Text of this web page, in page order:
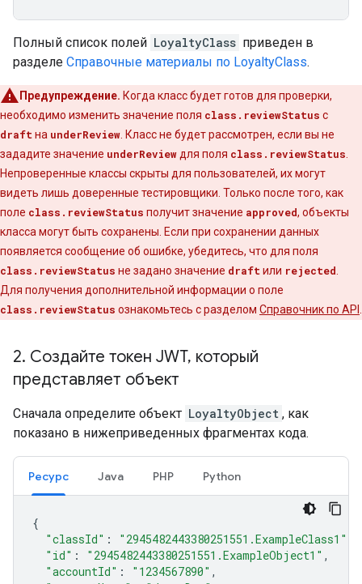
Полный список полей LoyaltyClass приведен в
разделе Справочные материалы по LoyaltyClass.
Предупреждение. Когда класс будет готов для проверки,
необходимо изменить значение поля class.reviewStatus с
draft на underReview . Класс не будет рассмотрен, если вы не
зададите значение underReview для поля class.reviewStatus
Непроверенные классы скрыты для пользователей, их могут
видеть лишь доверенные тестировщики. Только после того, как
поле class.reviewStatus получит значение approved, объекты
класса могут быть сохранены. Если при сохранении данных
появляется сообщение об ошибке, убедитесь, что для поля
class.reviewStatus не задано значение draft или rejected
Для получения дополнительной информации о поле
class.reviewStatus ознакомьтесь с разделом Справочник по API
2. Создайте токен JWT, который
представляет объект
Сначала определите объект LoyaltyObject , как
показано в нижеприведенных фрагментах кода.
Ресурс Java PHP Python
{
"classId" : "2945482443380251551.ExampleClass1"
"id" : "2945482443380251551.ExampleObject1" ,
"accountId" : "1234567890" ,